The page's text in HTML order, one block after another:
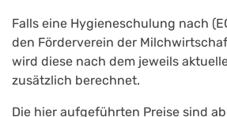
Falls eine Hygieneschulung nach
den Förderverein der
wird diese nach dem jeweils
zusätzlich berechnet.
Die hier aufgeführten Preise sind